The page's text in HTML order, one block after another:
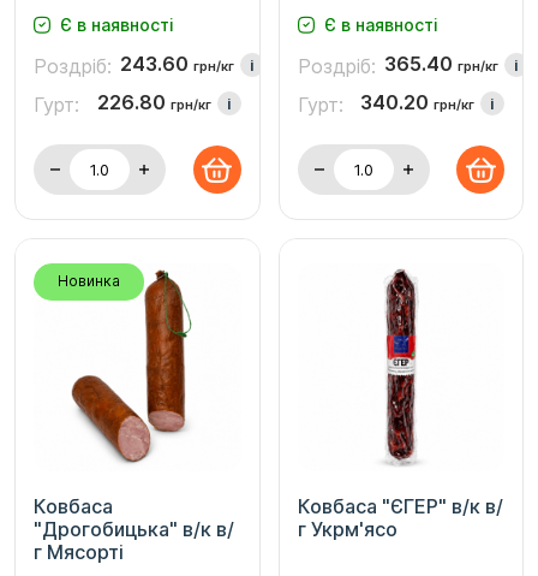
Є в наявності
Роздріб: 243.60 грн/кг i
Гурт: 226.80 грн/кг i
Є в наявності
Роздріб: 365.40 грн/кг i
Гурт: 340.20 грн/кг i
Новинка
Ковбаса
"Дрогобицька" в/к в/
г Мясорті
Ковбаса "ЄГЕР" в/к в/
г Укрм'ясо